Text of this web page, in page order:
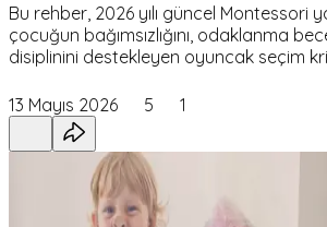
Bu rehber, 2026 yılı güncel Montessori
çocuğun bağımsızlığını, odaklanma
disiplinini destekleyen oyuncak seçim
13 Mayıs 2026 5 1